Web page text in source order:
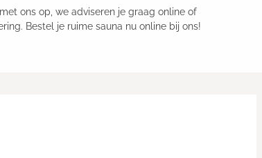
ons op, we adviseren je graag online of
Bestel je ruime sauna nu online bij ons!